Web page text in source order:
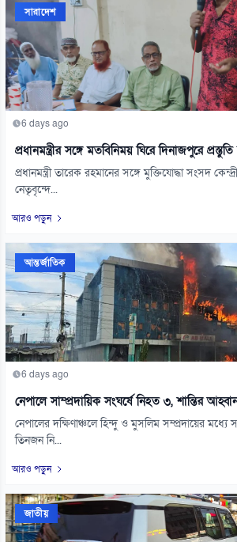
সারাদেশ
6 days ago
প্রধানমন্ত্রীর সঙ্গে মতবিনিময় ঘিরে দিনাজপুরে
প্রধানমন্ত্রী তারেক রহমানের সঙ্গে মুক্তিযোদ্ধা সংসদ
নেতৃবৃন্দে...
আরও পড়ুন
আন্তর্জাতিক
6 days ago
নেপালে সাম্প্রদায়িক সংঘর্ষে নিহত ৩, শান্তির আহ্বান
নেপালের দক্ষিণাঞ্চলে হিন্দু ও মুসলিম সম্প্রদায়ের মধ্যে
তিনজন নি...
আরও পড়ুন
জাতীয়